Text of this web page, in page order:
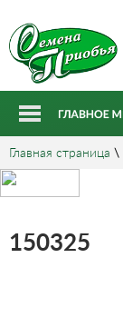
Главная страница \
150325